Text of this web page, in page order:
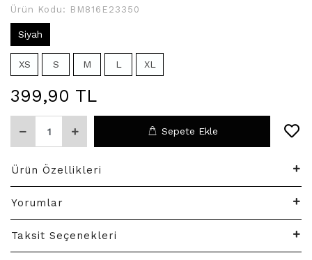
Ürün Kodu: BM816E23350
Siyah
XS S M L XL
399,90 TL
Sepete Ekle
Ürün Özellikleri
Yorumlar
Taksit Seçenekleri